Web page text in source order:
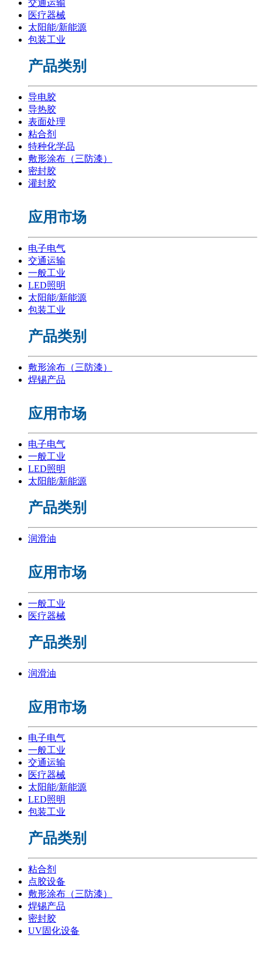
交通运输
医疗器械
太阳能/新能源
包装工业
产品类别
导电胶
导热胶
表面处理
粘合剂
特种化学品
敷形涂布（三防漆）
密封胶
灌封胶
应用市场
电子电气
交通运输
一般工业
LED照明
太阳能/新能源
包装工业
产品类别
敷形涂布（三防漆）
焊锡产品
应用市场
电子电气
一般工业
LED照明
太阳能/新能源
产品类别
润滑油
应用市场
一般工业
医疗器械
产品类别
润滑油
应用市场
电子电气
一般工业
交通运输
医疗器械
太阳能/新能源
LED照明
包装工业
产品类别
粘合剂
点胶设备
敷形涂布（三防漆）
焊锡产品
密封胶
UV固化设备